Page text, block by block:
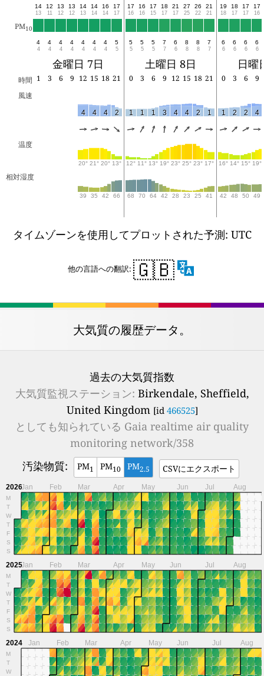
14
13
12
11
13
12
13
12
14
13
14
14
16
14
17
17
17
16
16
16
17
15
18
17
21
17
27
25
26
22
21
21
19
18
18
17
17
17
17
16
PM10
4
4
4
4
4
4
4
4
4
4
4
4
4
4
5
5
5
5
5
5
5
5
7
7
6
6
8
8
8
8
7
7
6
6
6
6
6
6
6
6
金曜日 7日 土曜日 8日 日曜
時間 1 3 6 9 12 15 18 21 0 3 6 9 12 15 18 21 0 3 6
9
風速
4 4 4 2 1 1 1 3 4 4 2 1 1 2 2 4
温度
20° 21° 20° 13° 12° 11° 13° 19° 23° 25° 23° 17° 16° 14° 15° 19°
相対湿度
39 35 42 66 68 70 64 42 28 23 25 41 42 48 50 49
タイムゾーンを使用してプロットされた予測: UTC
他の言語への翻訳: 🇬🇧
大気質の履歴データ。
過去の大気質指数
大気質監視ステーション: Birkendale, Sheffield,
United Kingdom [id 466525]
としても知られている Gaia realtime air quality
monitoring network/358
汚染物質:
PM1 PM10 PM2.5 CSVにエクスポート
2026
M
T
W
T
F
S
S
Jan Feb Mar Apr May Jun Jul Aug
2025
M
T
W
T
F
S
S
Jan Feb Mar Apr May Jun Jul Aug
2024
M
T
W
Jan Feb Mar Apr May Jun Jul Aug